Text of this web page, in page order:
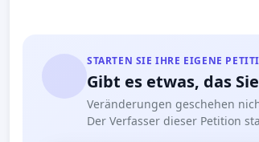
STARTEN SIE IHRE EIGENE
Gibt es etwas, das
Veränderungen geschehen
Der Verfasser dieser Petition